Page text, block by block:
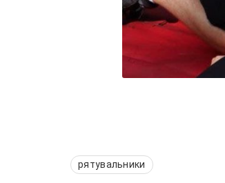
рятувальники